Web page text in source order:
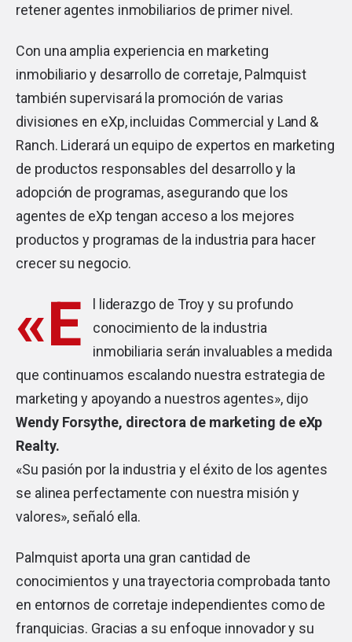
retener agentes inmobiliarios de primer nivel.
Con una amplia experiencia en marketing
inmobiliario y desarrollo de corretaje, Palmquist
también supervisará la promoción de varias
divisiones en eXp, incluidas Commercial y Land &
Ranch. Liderará un equipo de expertos en marketing
de productos responsables del desarrollo y la
adopción de programas, asegurando que los
agentes de eXp tengan acceso a los mejores
productos y programas de la industria para hacer
crecer su negocio.
«E
l liderazgo de Troy y su profundo
conocimiento de la industria
inmobiliaria serán invaluables a medida
que continuamos escalando nuestra estrategia de
marketing y apoyando a nuestros agentes», dijo
Wendy Forsythe, directora de marketing de eXp
Realty.
«Su pasión por la industria y el éxito de los agentes
se alinea perfectamente con nuestra misión y
valores», señaló ella.
Palmquist aporta una gran cantidad de
conocimientos y una trayectoria comprobada tanto
en entornos de corretaje independientes como de
franquicias. Gracias a su enfoque innovador y su